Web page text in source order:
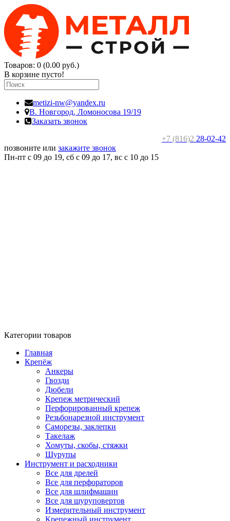
Товаров: 0 (0.00 руб.)
В корзине пусто!
metizi-nw@yandex.ru
В. Новгород, Ломоносова 19/19
Заказать звонок
+7 (816)2 28-02-42
позвоните или закажите звонок
Пн-пт с 09 до 19, сб с 09 до 17, вс c 10 до 15
Категории товаров
Главная
Крепёж
Анкеры
Гвозди
Дюбели
Крепеж метрический
Перфорированный крепеж
Резьбонарезной инструмент
Саморезы, заклепки
Такелаж
Хомуты, скобы, стяжки
Шурупы
Инструмент и расходники
Все для дрелей
Все для перфораторов
Все для шлифмашин
Все для шуруповертов
Измерительный инструмент
Крепежный инструмент